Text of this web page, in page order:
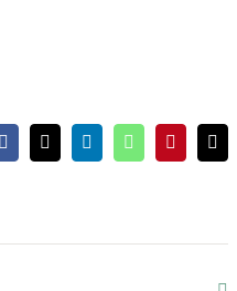
Facebook
X LinkedInWhatsAppPinterest
E-
Mail